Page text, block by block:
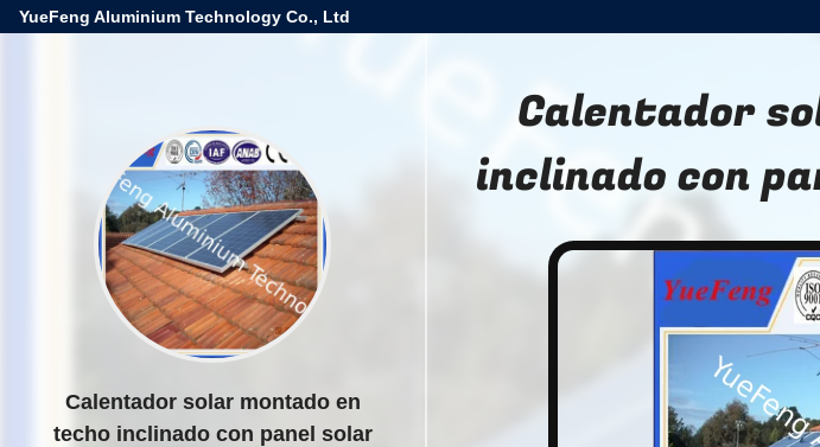
YueFeng Aluminium Technology Co., Ltd
Calentador solar montado en
techo inclinado con panel solar
Calentador
inclinado con